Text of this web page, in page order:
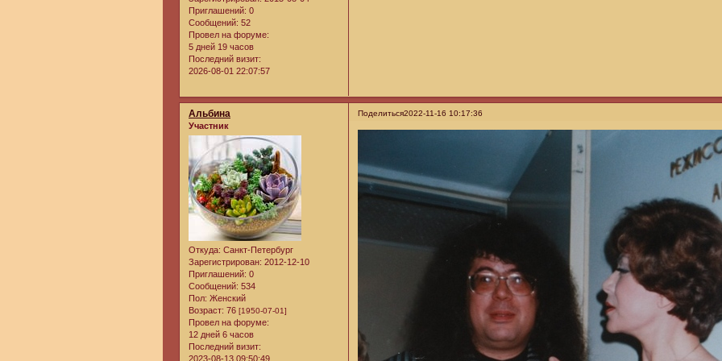
Приглашений: 0
Сообщений: 52
Провел на форуме:
5 дней 19 часов
Последний визит:
2026-08-01 22:07:57
Поделиться2022-11-16 10:17:36
Альбина
Участник
Откуда: Санкт-Петербург
Зарегистрирован: 2012-12-10
Приглашений: 0
Сообщений: 534
Пол: Женский
Возраст: 76 [1950-07-01]
Провел на форуме:
12 дней 6 часов
Последний визит:
2023-08-13 09:50:49